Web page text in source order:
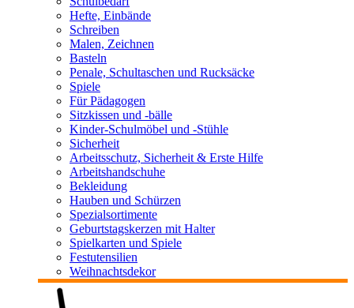
Hefte, Einbände
Schreiben
Malen, Zeichnen
Basteln
Penale, Schultaschen und Rucksäcke
Spiele
Für Pädagogen
Sitzkissen und -bälle
Kinder-Schulmöbel und -Stühle
Sicherheit
Arbeitsschutz, Sicherheit & Erste Hilfe
Arbeitshandschuhe
Bekleidung
Hauben und Schürzen
Spezialsortimente
Geburtstagskerzen mit Halter
Spielkarten und Spiele
Festutensilien
Weihnachtsdekor